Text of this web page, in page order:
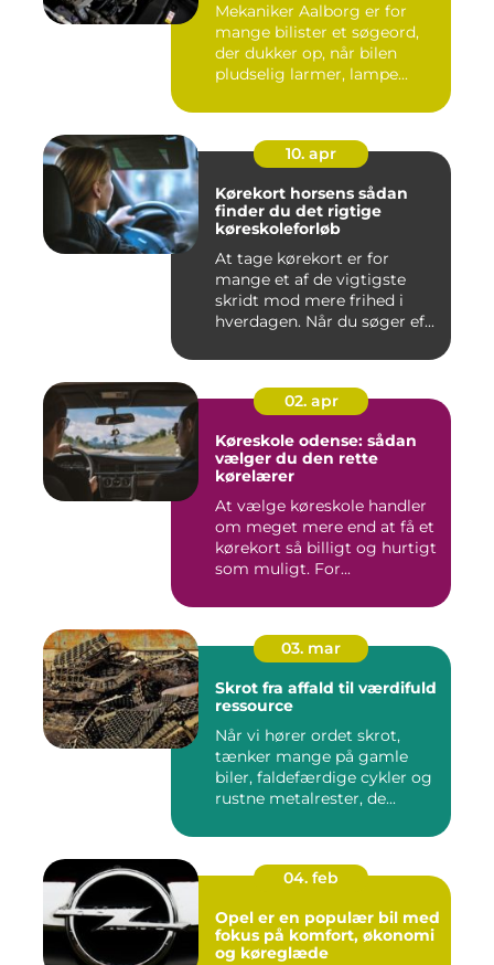
Mekaniker Aalborg er for
mange bilister et søgeord,
der dukker op, når bilen
pludselig larmer, lampe...
10. apr
Kørekort horsens sådan
finder du det rigtige
køreskoleforløb
At tage kørekort er for
mange et af de vigtigste
skridt mod mere frihed i
hverdagen. Når du søger ef...
02. apr
Køreskole odense: sådan
vælger du den rette
kørelærer
At vælge køreskole handler
om meget mere end at få et
kørekort så billigt og hurtigt
som muligt. For...
03. mar
Skrot fra affald til værdifuld
ressource
Når vi hører ordet skrot,
tænker mange på gamle
biler, faldefærdige cykler og
rustne metalrester, de...
04. feb
Opel er en populær bil med
fokus på komfort, økonomi
og køreglæde